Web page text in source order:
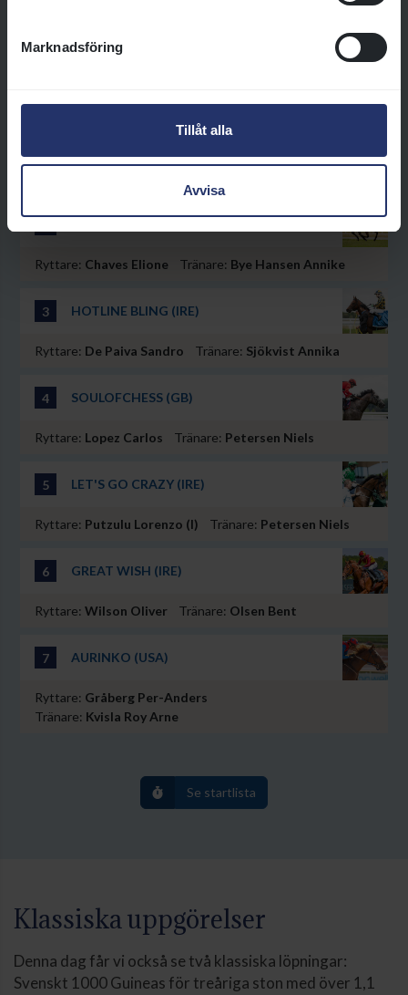
Marknadsföring
Tillåt alla
Avvisa
Starttid 12:20, 1200 m gräs
Ryttare:Johansen Jacob
Ryttare: Chaves Elione Tränare: Bye Hansen Annike
3 HOTLINE BLING (IRE)
Ryttare: De Paiva Sandro Tränare: Sjökvist Annika
4 SOULOFCHESS (GB)
Ryttare: Lopez Carlos Tränare: Petersen Niels
5 LET'S GO CRAZY (IRE)
Ryttare: Putzulu Lorenzo (l) Tränare: Petersen Niels
6 GREAT WISH (IRE)
Ryttare:Wilson Oliver Tränare: Olsen Bent
7 AURINKO (USA)
Ryttare: Gråberg Per-Anders
Tränare: Kvisla Roy Arne
Se startlista
Klassiska uppgörelser
Denna dag får vi också se två klassiska löpningar:
Svenskt 1000 Guineas för treåriga ston med över 1,1